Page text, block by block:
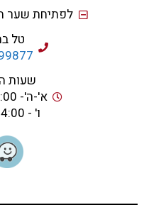
לפתיחת שער
טל
שעות
א'-ה'- 10:00-19:00
ו' - 10:00-14:00